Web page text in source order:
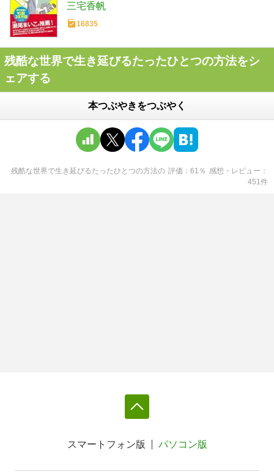
三宅香帆
16835
残酷な世界で生き延びるたったひとつの方法をシ
ェアする
本つぶやきをつぶやく
残酷な世界で生き延びるたったひとつの方法の 評価 61 ％ 感想・レビュー
451件
スマートフォン版 パソコン版